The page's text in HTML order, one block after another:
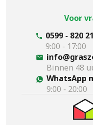
Voor
0599 - 820
9:00 - 17:00
Binnen 48
WhatsApp
9:00 - 20:00